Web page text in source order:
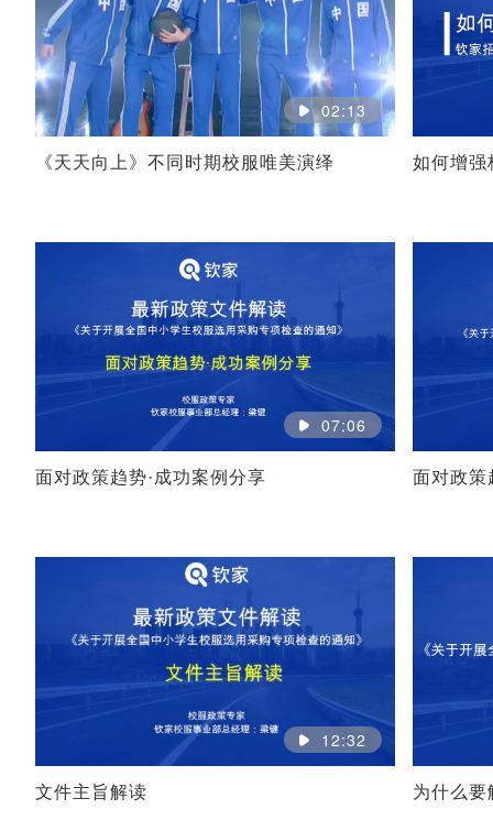
02:13
《天天向上》不同时期校服唯美演绎 如何增强
07:06
面对政策趋势·成功案例分享 面对政策
12:32
文件主旨解读 为什么要